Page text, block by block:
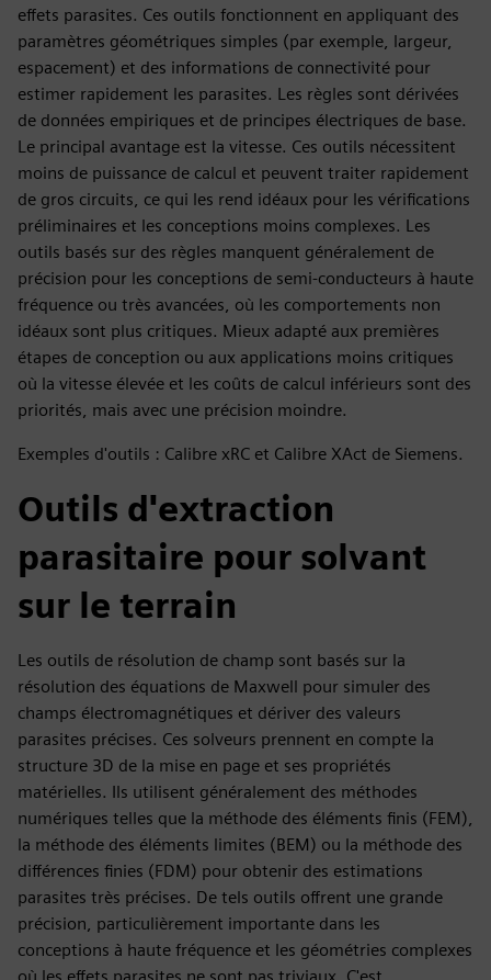
effets parasites. Ces outils fonctionnent en appliquant des
paramètres géométriques simples (par exemple, largeur,
espacement) et des informations de connectivité pour
estimer rapidement les parasites. Les règles sont dérivées
de données empiriques et de principes électriques de base.
Le principal avantage est la vitesse. Ces outils nécessitent
moins de puissance de calcul et peuvent traiter rapidement
de gros circuits, ce qui les rend idéaux pour les vérifications
préliminaires et les conceptions moins complexes. Les
outils basés sur des règles manquent généralement de
précision pour les conceptions de semi-conducteurs à haute
fréquence ou très avancées, où les comportements non
idéaux sont plus critiques. Mieux adapté aux premières
étapes de conception ou aux applications moins critiques
où la vitesse élevée et les coûts de calcul inférieurs sont des
priorités, mais avec une précision moindre.
Exemples d'outils : Calibre xRC et Calibre XAct de Siemens.
Outils d'extraction
parasitaire pour solvant
sur le terrain
Les outils de résolution de champ sont basés sur la
résolution des équations de Maxwell pour simuler des
champs électromagnétiques et dériver des valeurs
parasites précises. Ces solveurs prennent en compte la
structure 3D de la mise en page et ses propriétés
matérielles. Ils utilisent généralement des méthodes
numériques telles que la méthode des éléments finis (FEM),
la méthode des éléments limites (BEM) ou la méthode des
différences finies (FDM) pour obtenir des estimations
parasites très précises. De tels outils offrent une grande
précision, particulièrement importante dans les
conceptions à haute fréquence et les géométries complexes